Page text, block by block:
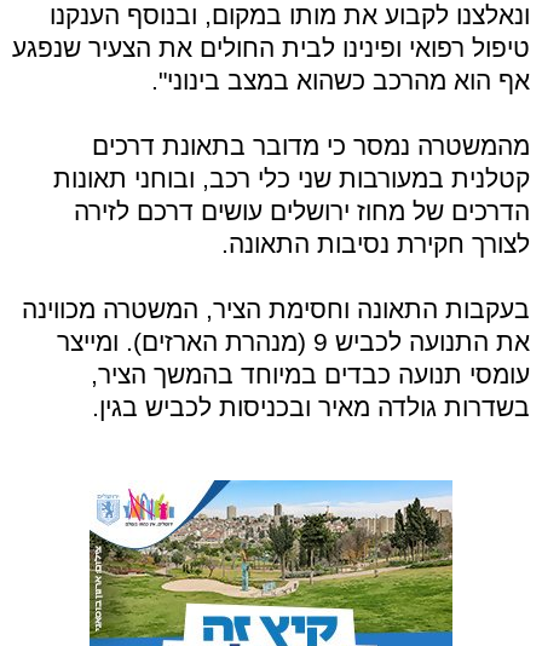
ונאלצנו לקבוע את מותו במקום, ובנוסף הענקנו
טיפול רפואי ופינינו לבית החולים את הצעיר שנפגע
אף הוא מהרכב כשהוא במצב בינוני".
מהמשטרה נמסר כי מדובר בתאונת דרכים
קטלנית במעורבות שני כלי רכב, ובוחני תאונות
הדרכים של מחוז ירושלים עושים דרכם לזירה
לצורך חקירת נסיבות התאונה.
בעקבות התאונה וחסימת הציר, המשטרה מכווינה
את התנועה לכביש 9 (מנהרת הארזים). ומייצר
עומסי תנועה כבדים במיוחד בהמשך הציר,
בשדרות גולדה מאיר ובכניסות לכביש בגין.